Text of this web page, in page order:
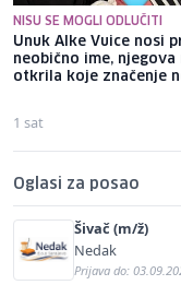
NISU SE MOGLI ODLUČITI
Unuk Alke Vuice nosi
neobično ime, njegova
otkrila koje značenje
1 sat
Oglasi za posao
Šivač (m/ž)
Nedak
Prijava do: